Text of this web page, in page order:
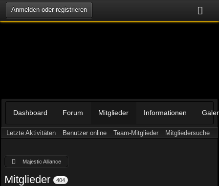
Anmelden oder registrieren
Dashboard Forum Mitglieder Informationen
Letzte Aktivitäten Benutzer online Team-Mitglieder Mitgliedersuche
Majestic Alliance
Mitglieder 404